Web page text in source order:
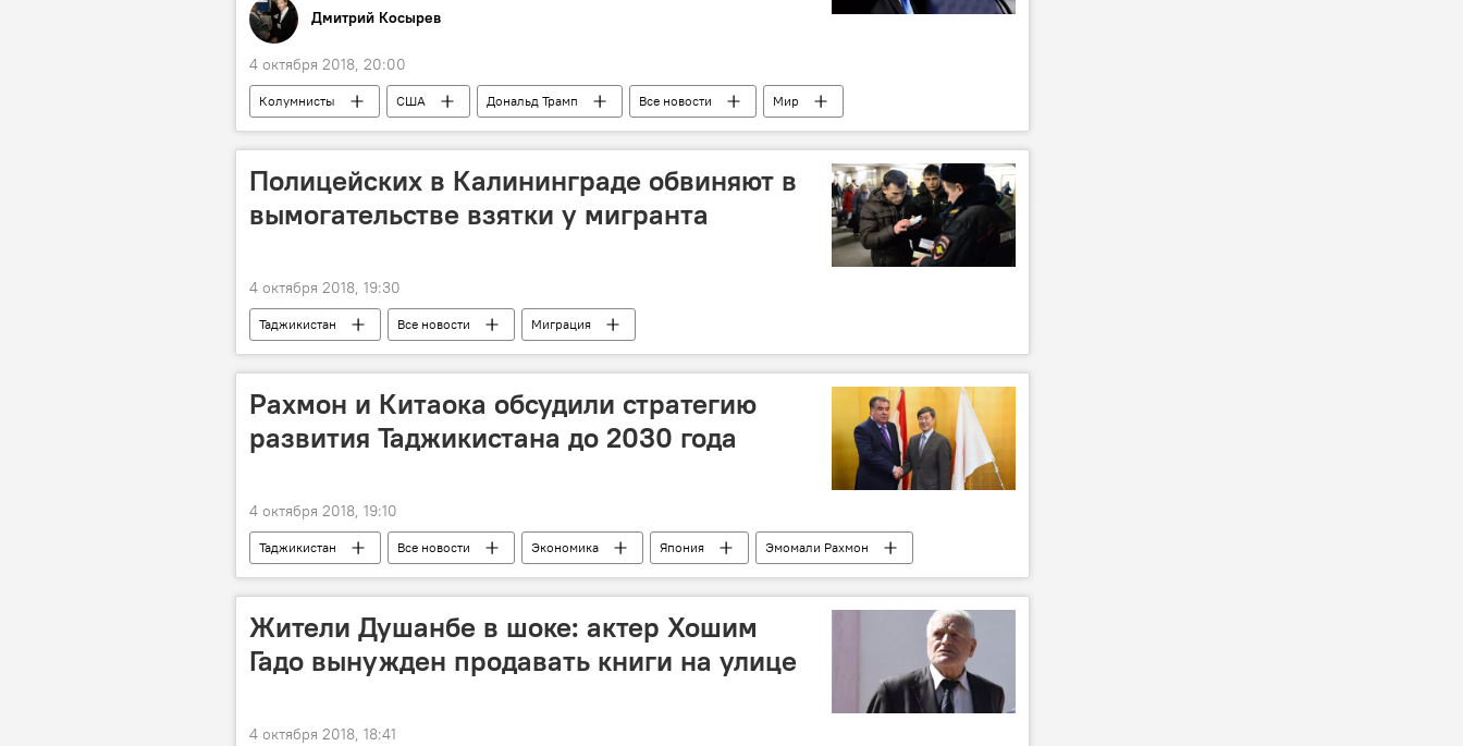
Дмитрий Косырев
4 октября 2018, 20:00
Колумнисты США Дональд Трамп Все новости Мир
Полицейских в Калининграде обвиняют в
вымогательстве взятки у мигранта
4 октября 2018, 19:30
Таджикистан Все новости
Миграция
Новости мигрантов из Центральной Азии в России
Россия полиция
Рахмон и Китаока обсудили стратегию
развития Таджикистана до 2030 года
4 октября 2018, 19:10
Таджикистан Все новости Экономика Япония
Эмомали Рахмон
стратегия развития
визит
Жители Душанбе в шоке: актер Хошим
Гадо вынужден продавать книги на улице
4 октября 2018, 18:41